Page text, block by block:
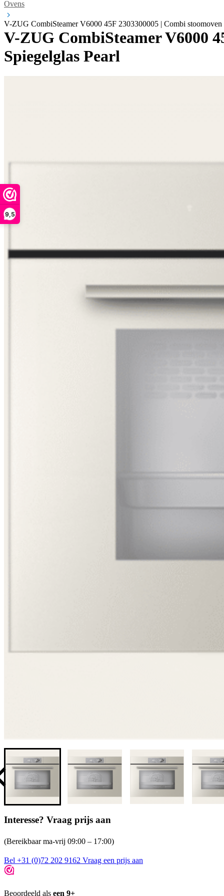
9,5
Ovens
V-ZUG CombiSteamer V6000 45F 2303300005 | Combi stoomoven
V-ZUG CombiSteamer V6000
Spiegelglas Pearl
Interesse? Vraag prijs aan
(Bereikbaar ma-vrij 09:00 – 17:00)
Bel +31 (0)72 202 9162 Vraag een prijs aan
Beoordeeld als een 9+